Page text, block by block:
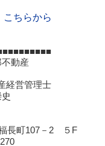
ちらから
動産
経営管理士
史
長町107 － 2 ５ F